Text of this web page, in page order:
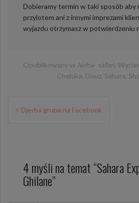
Dobieramy termin w taki sposób aby
przylotem ani z innymi imprezami
wyjazdu otrzymasz w potwierdzeniu
Opublikowany w Jerba- safari
Chebika Douz, Sahara
Nawigacja
wpisu
Djerba grupa na Facebook
4 myśli na temat “Sahara
Ghilane”